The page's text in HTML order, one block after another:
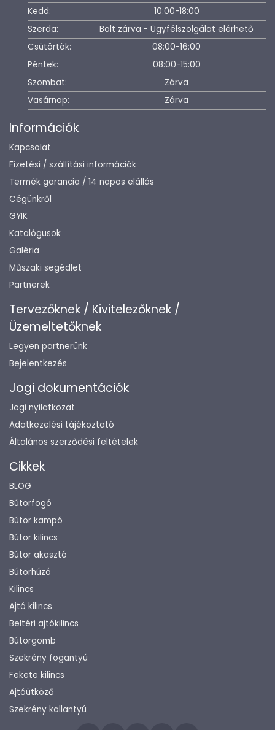
Kedd:
10:00-18:00
Szerda:
Bolt zárva - Ügyfélszolgálat elérhető
Csütörtök:
08:00-16:00
Péntek:
08:00-15:00
Szombat:
Zárva
Vasárnap:
Zárva
Információk
Kapcsolat
Fizetési / szállítási információk
Termék garancia / 14 napos elállás
Cégünkről
GYIK
Katalógusok
Galéria
Műszaki segédlet
Partnerek
Tervezőknek / Kivitelezőknek /
Üzemeltetőknek
Legyen partnerünk
Bejelentkezés
Jogi dokumentációk
Jogi nyilatkozat
Adatkezelési tájékoztató
Általános szerződési feltételek
Cikkek
BLOG
Bútorfogó
Bútor kampó
Bútor kilincs
Bútor akasztó
Bútorhúzó
Kilincs
Ajtó kilincs
Beltéri ajtókilincs
Bútorgomb
Szekrény fogantyú
Fekete kilincs
Ajtóütköző
Szekrény kallantyú